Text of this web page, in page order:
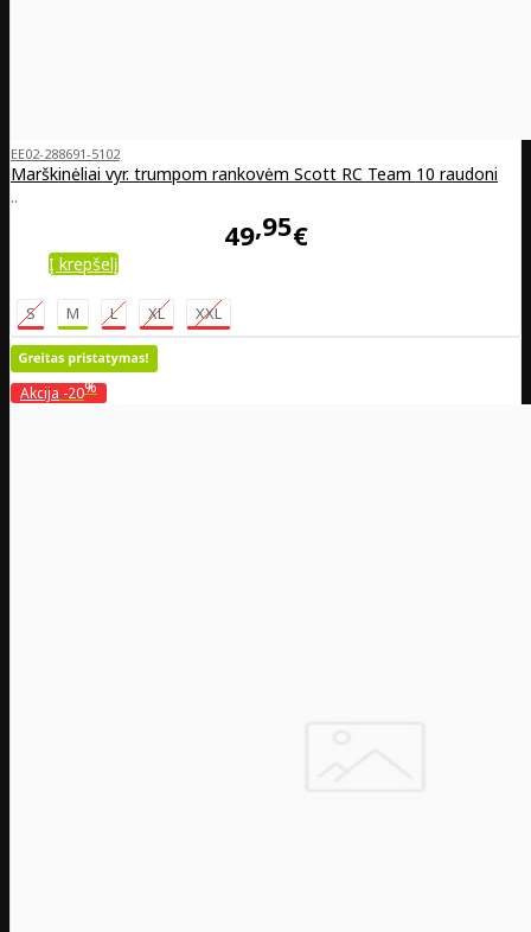
EE02-288691-5102
Marškinėliai vyr. trumpom rankovėm Scott RC Team 10 raudoni
..
49 95€
Į krepšelį
S M L XL XXL
Akcija -20%